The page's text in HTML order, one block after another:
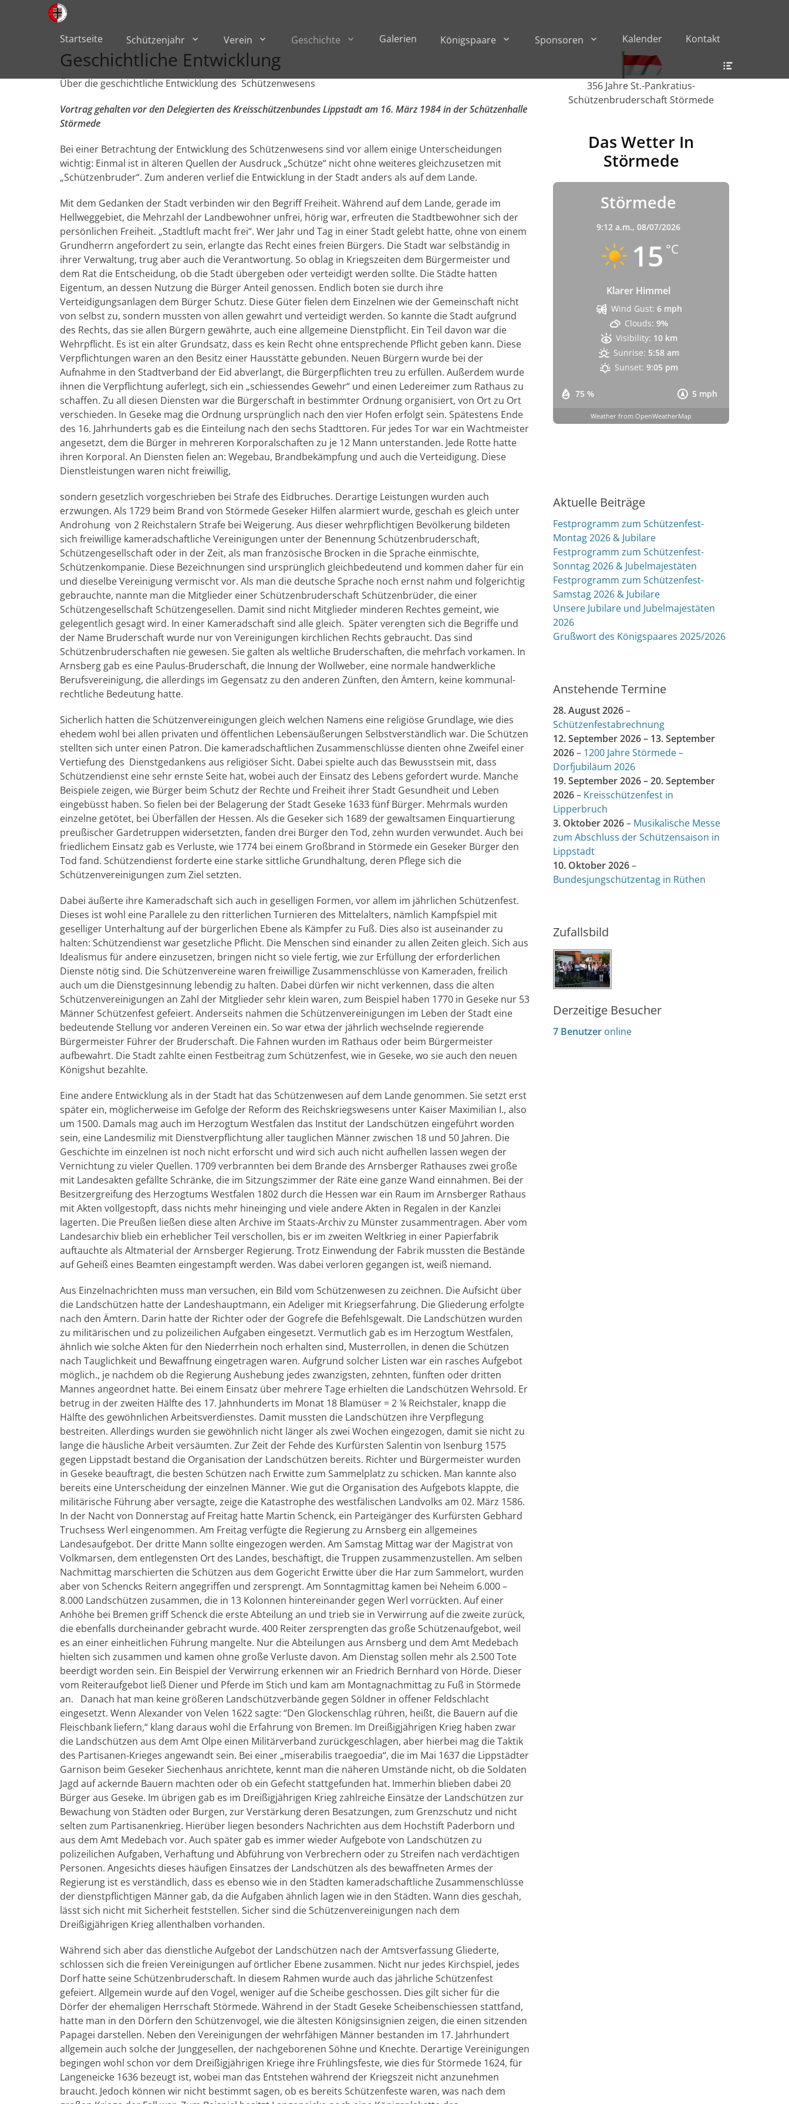
zum
Inhalt
überspringen
Primärmenü
Startseite Schützenjahr Verein Geschichte Galerien Königspaare Sponsoren Kalender Kontakt
Geschichtliche Entwicklung
Über die geschichtliche Entwicklung des Schützenwesens
Vortrag gehalten vor den Delegierten des Kreisschützenbundes Lippstadt am 16. März 1984 in der Schützenhalle
Störmede
Bei einer Betrachtung der Entwicklung des Schützenwesens sind vor allem einige Unterscheidungen
wichtig: Einmal ist in älteren Quellen der Ausdruck „Schütze“ nicht ohne weiteres gleichzusetzen mit
„Schützenbruder“. Zum anderen verlief die Entwicklung in der Stadt anders als auf dem Lande.
Mit dem Gedanken der Stadt verbinden wir den Begriff Freiheit. Während auf dem Lande, gerade im
Hellweggebiet, die Mehrzahl der Landbewohner unfrei, hörig war, erfreuten die Stadtbewohner sich der
persönlichen Freiheit. „Stadtluft macht frei“. Wer Jahr und Tag in einer Stadt gelebt hatte, ohne von einem
Grundherrn angefordert zu sein, erlangte das Recht eines freien Bürgers. Die Stadt war selbständig in
ihrer Verwaltung, trug aber auch die Verantwortung. So oblag in Kriegszeiten dem Bürgermeister und
dem Rat die Entscheidung, ob die Stadt übergeben oder verteidigt werden sollte. Die Städte hatten
Eigentum, an dessen Nutzung die Bürger Anteil genossen. Endlich boten sie durch ihre
Verteidigungsanlagen dem Bürger Schutz. Diese Güter fielen dem Einzelnen wie der Gemeinschaft nicht
von selbst zu, sondern mussten von allen gewahrt und verteidigt werden. So kannte die Stadt aufgrund
des Rechts, das sie allen Bürgern gewährte, auch eine allgemeine Dienstpflicht. Ein Teil davon war die
Wehrpflicht. Es ist ein alter Grundsatz, dass es kein Recht ohne entsprechende Pflicht geben kann. Diese
Verpflichtungen waren an den Besitz einer Hausstätte gebunden. Neuen Bürgern wurde bei der
Aufnahme in den Stadtverband der Eid abverlangt, die Bürgerpflichten treu zu erfüllen. Außerdem wurde
ihnen die Verpflichtung auferlegt, sich ein „schiessendes Gewehr“ und einen Ledereimer zum Rathaus zu
schaffen. Zu all diesen Diensten war die Bürgerschaft in bestimmter Ordnung organisiert, von Ort zu Ort
verschieden. In Geseke mag die Ordnung ursprünglich nach den vier Hofen erfolgt sein. Spätestens Ende
des 16. Jahrhunderts gab es die Einteilung nach den sechs Stadttoren. Für jedes Tor war ein Wachtmeister
angesetzt, dem die Bürger in mehreren Korporalschaften zu je 12 Mann unterstanden. Jede Rotte hatte
ihren Korporal. An Diensten fielen an: Wegebau, Brandbekämpfung und auch die Verteidigung. Diese
Dienstleistungen waren nicht freiwillig,
sondern gesetzlich vorgeschrieben bei Strafe des Eidbruches. Derartige Leistungen wurden auch
erzwungen. Als 1729 beim Brand von Störmede Geseker Hilfen alarmiert wurde, geschah es gleich unter
Androhung von 2 Reichstalern Strafe bei Weigerung. Aus dieser wehrpflichtigen Bevölkerung bildeten
sich freiwillige kameradschaftliche Vereinigungen unter der Benennung Schützenbruderschaft,
Schützengesellschaft oder in der Zeit, als man französische Brocken in die Sprache einmischte,
Schützenkompanie. Diese Bezeichnungen sind ursprünglich gleichbedeutend und kommen daher für ein
und dieselbe Vereinigung vermischt vor. Als man die deutsche Sprache noch ernst nahm und folgerichtig
gebrauchte, nannte man die Mitglieder einer Schützenbruderschaft Schützenbrüder, die einer
Schützengesellschaft Schützengesellen. Damit sind nicht Mitglieder minderen Rechtes gemeint, wie
gelegentlich gesagt wird. In einer Kameradschaft sind alle gleich. Später verengten sich die Begriffe und
der Name Bruderschaft wurde nur von Vereinigungen kirchlichen Rechts gebraucht. Das sind
Schützenbruderschaften nie gewesen. Sie galten als weltliche Bruderschaften, die mehrfach vorkamen. In
Arnsberg gab es eine Paulus-Bruderschaft, die Innung der Wollweber, eine normale handwerkliche
Berufsvereinigung, die allerdings im Gegensatz zu den anderen Zünften, den Ämtern, keine kommunal-
rechtliche Bedeutung hatte.
Sicherlich hatten die Schützenvereinigungen gleich welchen Namens eine religiöse Grundlage, wie dies
ehedem wohl bei allen privaten und öffentlichen Lebensäußerungen Selbstverständlich war. Die Schützen
stellten sich unter einen Patron. Die kameradschaftlichen Zusammenschlüsse dienten ohne Zweifel einer
Vertiefung des Dienstgedankens aus religiöser Sicht. Dabei spielte auch das Bewusstsein mit, dass
Schützendienst eine sehr ernste Seite hat, wobei auch der Einsatz des Lebens gefordert wurde. Manche
Beispiele zeigen, wie Bürger beim Schutz der Rechte und Freiheit ihrer Stadt Gesundheit und Leben
eingebüsst haben. So fielen bei der Belagerung der Stadt Geseke 1633 fünf Bürger. Mehrmals wurden
einzelne getötet, bei Überfällen der Hessen. Als die Geseker sich 1689 der gewaltsamen Einquartierung
preußischer Gardetruppen widersetzten, fanden drei Bürger den Tod, zehn wurden verwundet. Auch bei
friedlichem Einsatz gab es Verluste, wie 1774 bei einem Großbrand in Störmede ein Geseker Bürger den
Tod fand. Schützendienst forderte eine starke sittliche Grundhaltung, deren Pflege sich die
Schützenvereinigungen zum Ziel setzten.
Dabei äußerte ihre Kameradschaft sich auch in geselligen Formen, vor allem im jährlichen Schützenfest.
Dieses ist wohl eine Parallele zu den ritterlichen Turnieren des Mittelalters, nämlich Kampfspiel mit
geselliger Unterhaltung auf der bürgerlichen Ebene als Kämpfer zu Fuß. Dies also ist auseinander zu
halten: Schützendienst war gesetzliche Pflicht. Die Menschen sind einander zu allen Zeiten gleich. Sich aus
Idealismus für andere einzusetzen, bringen nicht so viele fertig, wie zur Erfüllung der erforderlichen
Dienste nötig sind. Die Schützenvereine waren freiwillige Zusammenschlüsse von Kameraden, freilich
auch um die Dienstgesinnung lebendig zu halten. Dabei dürfen wir nicht verkennen, dass die alten
Schützenvereinigungen an Zahl der Mitglieder sehr klein waren, zum Beispiel haben 1770 in Geseke nur 53
Männer Schützenfest gefeiert. Anderseits nahmen die Schützenvereinigungen im Leben der Stadt eine
bedeutende Stellung vor anderen Vereinen ein. So war etwa der jährlich wechselnde regierende
Bürgermeister Führer der Bruderschaft. Die Fahnen wurden im Rathaus oder beim Bürgermeister
aufbewahrt. Die Stadt zahlte einen Festbeitrag zum Schützenfest, wie in Geseke, wo sie auch den neuen
Königshut bezahlte.
Eine andere Entwicklung als in der Stadt hat das Schützenwesen auf dem Lande genommen. Sie setzt erst
später ein, möglicherweise im Gefolge der Reform des Reichskriegswesens unter Kaiser Maximilian I., also
um 1500. Damals mag auch im Herzogtum Westfalen das Institut der Landschützen eingeführt worden
sein, eine Landesmiliz mit Dienstverpflichtung aller tauglichen Männer zwischen 18 und 50 Jahren. Die
Geschichte im einzelnen ist noch nicht erforscht und wird sich auch nicht aufhellen lassen wegen der
Vernichtung zu vieler Quellen. 1709 verbrannten bei dem Brande des Arnsberger Rathauses zwei große
mit Landesakten gefällte Schränke, die im Sitzungszimmer der Räte eine ganze Wand einnahmen. Bei der
Besitzergreifung des Herzogtums Westfalen 1802 durch die Hessen war ein Raum im Arnsberger Rathaus
mit Akten vollgestopft, dass nichts mehr hineinging und viele andere Akten in Regalen in der Kanzlei
lagerten. Die Preußen ließen diese alten Archive im Staats-Archiv zu Münster zusammentragen. Aber vom
Landesarchiv blieb ein erheblicher Teil verschollen, bis er im zweiten Weltkrieg in einer Papierfabrik
auftauchte als Altmaterial der Arnsberger Regierung. Trotz Einwendung der Fabrik mussten die Bestände
auf Geheiß eines Beamten eingestampft werden. Was dabei verloren gegangen ist, weiß niemand.
Aus Einzelnachrichten muss man versuchen, ein Bild vom Schützenwesen zu zeichnen. Die Aufsicht über
die Landschützen hatte der Landeshauptmann, ein Adeliger mit Kriegserfahrung. Die Gliederung erfolgte
nach den Ämtern. Darin hatte der Richter oder der Gogrefe die Befehlsgewalt. Die Landschützen wurden
zu militärischen und zu polizeilichen Aufgaben eingesetzt. Vermutlich gab es im Herzogtum Westfalen,
ähnlich wie solche Akten für den Niederrhein noch erhalten sind, Musterrollen, in denen die Schützen
nach Tauglichkeit und Bewaffnung eingetragen waren. Aufgrund solcher Listen war ein rasches Aufgebot
möglich., je nachdem ob die Regierung Aushebung jedes zwanzigsten, zehnten, fünften oder dritten
Mannes angeordnet hatte. Bei einem Einsatz über mehrere Tage erhielten die Landschützen Wehrsold. Er
betrug in der zweiten Hälfte des 17. Jahnhunderts im Monat 18 Blamüser = 2 ¼ Reichstaler, knapp die
Hälfte des gewöhnlichen Arbeitsverdienstes. Damit mussten die Landschützen ihre Verpflegung
bestreiten. Allerdings wurden sie gewöhnlich nicht länger als zwei Wochen eingezogen, damit sie nicht zu
lange die häusliche Arbeit versäumten. Zur Zeit der Fehde des Kurfürsten Salentin von Isenburg 1575
gegen Lippstadt bestand die Organisation der Landschützen bereits. Richter und Bürgermeister wurden
in Geseke beauftragt, die besten Schützen nach Erwitte zum Sammelplatz zu schicken. Man kannte also
bereits eine Unterscheidung der einzelnen Männer. Wie gut die Organisation des Aufgebots klappte, die
militärische Führung aber versagte, zeige die Katastrophe des westfälischen Landvolks am 02. März 1586.
In der Nacht von Donnerstag auf Freitag hatte Martin Schenck, ein Parteigänger des Kurfürsten Gebhard
Truchsess Werl eingenommen. Am Freitag verfügte die Regierung zu Arnsberg ein allgemeines
Landesaufgebot. Der dritte Mann sollte eingezogen werden. Am Samstag Mittag war der Magistrat von
Volkmarsen, dem entlegensten Ort des Landes, beschäftigt, die Truppen zusammenzustellen. Am selben
Nachmittag marschierten die Schützen aus dem Gogericht Erwitte über die Har zum Sammelort, wurden
aber von Schencks Reitern angegriffen und zersprengt. Am Sonntagmittag kamen bei Neheim 6.000 –
8.000 Landschützen zusammen, die in 13 Kolonnen hintereinander gegen Werl vorrückten. Auf einer
Anhöhe bei Bremen griff Schenck die erste Abteilung an und trieb sie in Verwirrung auf die zweite zurück,
die ebenfalls durcheinander gebracht wurde. 400 Reiter zersprengten das große Schützenaufgebot, weil
es an einer einheitlichen Führung mangelte. Nur die Abteilungen aus Arnsberg und dem Amt Medebach
hielten sich zusammen und kamen ohne große Verluste davon. Am Dienstag sollen mehr als 2.500 Tote
beerdigt worden sein. Ein Beispiel der Verwirrung erkennen wir an Friedrich Bernhard von Hörde. Dieser
vom Reiteraufgebot ließ Diener und Pferde im Stich und kam am Montagnachmittag zu Fuß in Störmede
an. Danach hat man keine größeren Landschützverbände gegen Söldner in offener Feldschlacht
eingesetzt. Wenn Alexander von Velen 1622 sagte: “Den Glockenschlag rühren, heißt, die Bauern auf die
Fleischbank liefern,“ klang daraus wohl die Erfahrung von Bremen. Im Dreißigjährigen Krieg haben zwar
die Landschützen aus dem Amt Olpe einen Militärverband zurückgeschlagen, aber hierbei mag die Taktik
des Partisanen-Krieges angewandt sein. Bei einer „miserabilis traegoedia“, die im Mai 1637 die Lippstädter
Garnison beim Geseker Siechenhaus anrichtete, kennt man die näheren Umstände nicht, ob die Soldaten
Jagd auf ackernde Bauern machten oder ob ein Gefecht stattgefunden hat. Immerhin blieben dabei 20
Bürger aus Geseke. Im übrigen gab es im Dreißigjährigen Krieg zahlreiche Einsätze der Landschützen zur
Bewachung von Städten oder Burgen, zur Verstärkung deren Besatzungen, zum Grenzschutz und nicht
selten zum Partisanenkrieg. Hierüber liegen besonders Nachrichten aus dem Hochstift Paderborn und
aus dem Amt Medebach vor. Auch später gab es immer wieder Aufgebote von Landschützen zu
polizeilichen Aufgaben, Verhaftung und Abführung von Verbrechern oder zu Streifen nach verdächtigen
Personen. Angesichts dieses häufigen Einsatzes der Landschützen als des bewaffneten Armes der
Regierung ist es verständlich, dass es ebenso wie in den Städten kameradschaftliche Zusammenschlüsse
der dienstpflichtigen Männer gab, da die Aufgaben ähnlich lagen wie in den Städten. Wann dies geschah,
lässt sich nicht mit Sicherheit feststellen. Sicher sind die Schützenvereinigungen nach dem
Dreißigjährigen Krieg allenthalben vorhanden.
Während sich aber das dienstliche Aufgebot der Landschützen nach der Amtsverfassung Gliederte,
schlossen sich die freien Vereinigungen auf örtlicher Ebene zusammen. Nicht nur jedes Kirchspiel, jedes
Dorf hatte seine Schützenbruderschaft. In diesem Rahmen wurde auch das jährliche Schützenfest
gefeiert. Allgemein wurde auf den Vogel, weniger auf die Scheibe geschossen. Dies gilt sicher für die
Dörfer der ehemaligen Herrschaft Störmede. Während in der Stadt Geseke Scheibenschiessen stattfand,
hatte man in den Dörfern den Schützenvogel, wie die ältesten Königsinsignien zeigen, die einen sitzenden
Papagei darstellen. Neben den Vereinigungen der wehrfähigen Männer bestanden im 17. Jahrhundert
allgemein auch solche der Junggesellen, der nachgeborenen Söhne und Knechte. Derartige Vereinigungen
begingen wohl schon vor dem Dreißigjährigen Kriege ihre Frühlingsfeste, wie dies für Störmede 1624, für
Langeneicke 1636 bezeugt ist, wobei man das Entstehen während der Kriegszeit nicht anzunehmen
braucht. Jedoch können wir nicht bestimmt sagen, ob es bereits Schützenfeste waren, was nach dem
356 Jahre St.-Pankratius-
Schützenbruderschaft Störmede
Das Wetter In
Störmede
Störmede
9:12 a.m., 08/07/2026
15 °C
Klarer Himmel
75 % 5 mph
Wind Gust: 6 mph
Clouds: 9%
Visibility: 10 km
Sunrise: 5:58 am
Sunset: 9:05 pm
Weather from OpenWeatherMap
Aktuelle Beiträge
Festprogramm zum Schützenfest-
Montag 2026 & Jubilare
Festprogramm zum Schützenfest-
Sonntag 2026 & Jubelmajestäten
Festprogramm zum Schützenfest-
Samstag 2026 & Jubilare
Unsere Jubilare und Jubelmajestäten
2026
Grußwort des Königspaares 2025/2026
Anstehende Termine
28. August 2026–
Schützenfestabrechnung
12. September 2026– 13. September
2026– 1200 Jahre Störmede –
Dorfjubiläum 2026
19. September 2026–20. September
2026– Kreisschützenfest in
Lipperbruch
3. Oktober 2026– Musikalische Messe
zum Abschluss der Schützensaison in
Lippstadt
10. Oktober 2026–
Bundesjungschützentag in Rüthen
Zufallsbild
Derzeitige Besucher
7 Benutzer online